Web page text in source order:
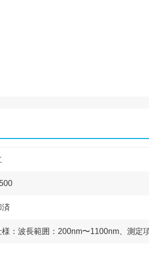
済
様：波長範囲：200nm〜1100nm、測